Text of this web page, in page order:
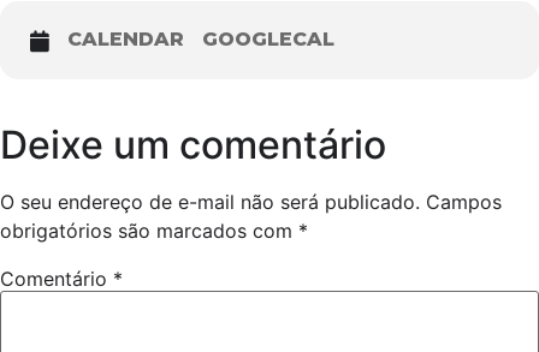
CALENDAR GOOGLECAL
Deixe um comentário
O seu endereço de e-mail não será publicado. Campos
obrigatórios são marcados com *
Comentário *